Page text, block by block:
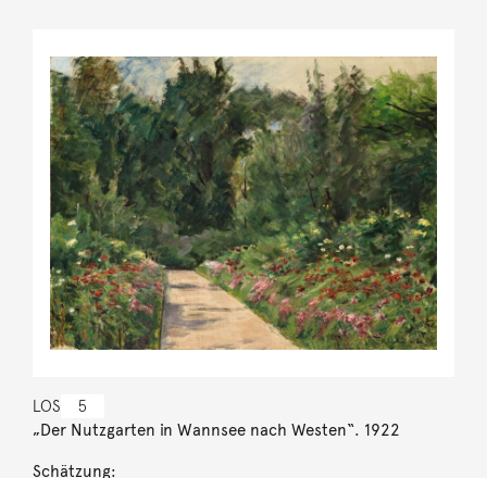
LOS 5
„Der Nutzgarten in Wannsee nach Westen“. 1922
Schätzung: